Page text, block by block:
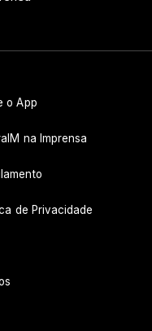
o App
na Imprensa
de Privacidade